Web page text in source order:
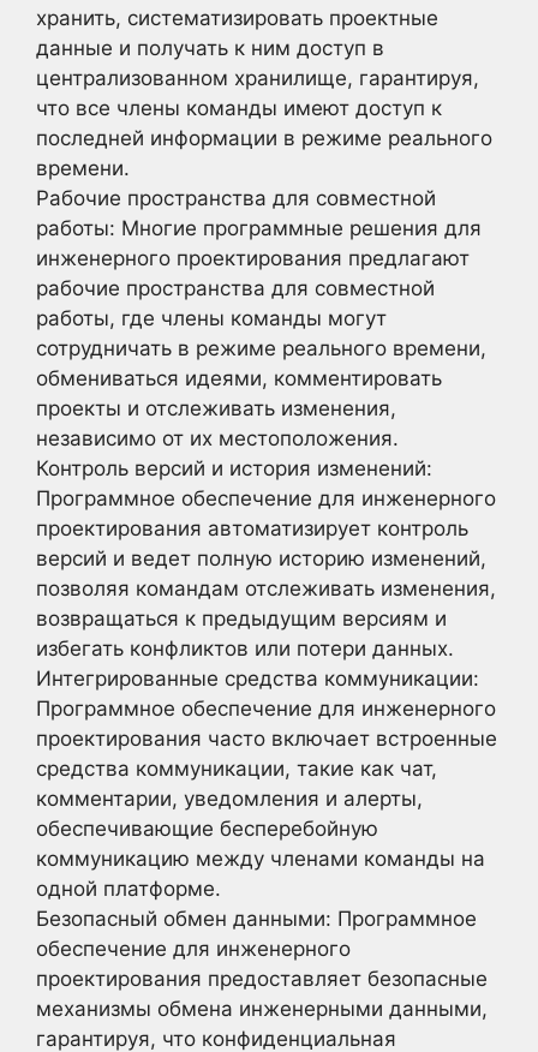
хранить, систематизировать проектные
данные и получать к ним доступ в
централизованном хранилище, гарантируя,
что все члены команды имеют доступ к
последней информации в режиме реального
времени.
Рабочие пространства для совместной
работы: Многие программные решения для
инженерного проектирования предлагают
рабочие пространства для совместной
работы, где члены команды могут
сотрудничать в режиме реального времени,
обмениваться идеями, комментировать
проекты и отслеживать изменения,
независимо от их местоположения.
Контроль версий и история изменений:
Программное обеспечение для инженерного
проектирования автоматизирует контроль
версий и ведет полную историю изменений,
позволяя командам отслеживать изменения,
возвращаться к предыдущим версиям и
избегать конфликтов или потери данных.
Интегрированные средства коммуникации:
Программное обеспечение для инженерного
проектирования часто включает встроенные
средства коммуникации, такие как чат,
комментарии, уведомления и алерты,
обеспечивающие бесперебойную
коммуникацию между членами команды на
одной платформе.
Безопасный обмен данными: Программное
обеспечение для инженерного
проектирования предоставляет безопасные
механизмы обмена инженерными данными,
гарантируя, что конфиденциальная